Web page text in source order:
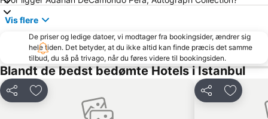
Zeytinburnu
Hagia Sophia
Ortakoy
Osmanbey Subway Station
Kagithane
Umraniye
Kartal
İstanbul Congress Center
Viaport Outlet
Cevahir Mall
Vis flere
De priser og ledige datoer, vi modtager fra bookingsider, ændrer sig
hele tiden. Det betyder, at du ikke altid kan finde præcis det samme
tilbud, du så på trivago, når du føres videre til bookingsiden.
Blandt de bedst bedømte Hotels i Istanbul
Del Føj til favoritter Del Føj til